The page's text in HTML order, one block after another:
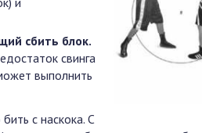
сбить блок.
свинга
выполнить
с наскока. С